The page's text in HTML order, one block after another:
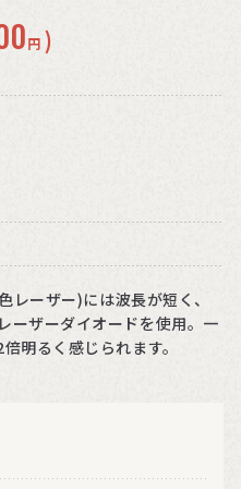
円 )
レーザー)には波長が短く、
ーザーダイオードを使用。一
明るく感じられます。